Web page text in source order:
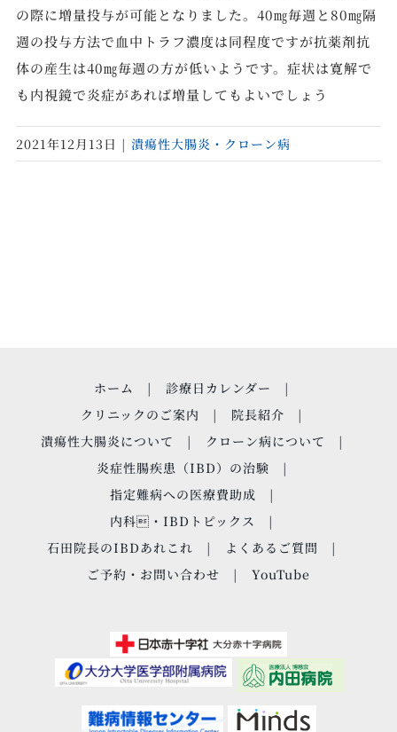
の際に増量投与が可能となりました。40㎎毎週と80㎎隔
週の投与方法で血中トラフ濃度は同程度ですが抗薬剤抗
体の産生は40㎎毎週の方が低いようです。症状は寛解で
も内視鏡で炎症があれば増量してもよいでしょう
2021年12月13日 | 潰瘍性大腸炎・クローン病
ホーム
診療日カレンダー
クリニックのご案内
院長紹介
潰瘍性大腸炎について
クローン病について
炎症性腸疾患（IBD）の治験
指定難病への医療費助成
内科・IBDトピックス
石田院長のIBDあれこれ
よくあるご質問
ご予約・お問い合わせ
YouTube